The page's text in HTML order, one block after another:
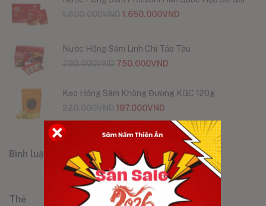
1.650.000VND
Nước Hồng Sâm Linh Chi Táo Tàu
750.000VND
Kẹo Hồng Sâm Không Đường KGC 120g
197.000VND
Bình luận
Thẻ